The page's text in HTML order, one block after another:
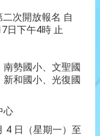
次開放報名 自
日下午4時 止
勢國小、文聖國
和國小、光復國
心
4 日（星期一）至